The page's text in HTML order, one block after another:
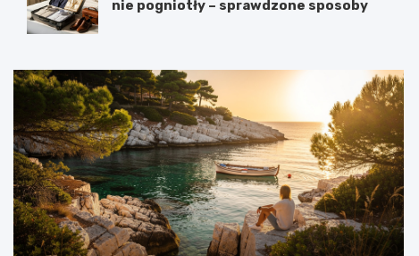
nie pogniotły – sprawdzone sposoby